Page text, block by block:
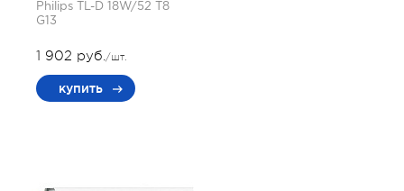
Philips TL-D 18W/52 T8
G13
1 902 руб./шт.
купить